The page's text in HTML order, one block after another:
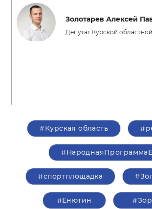
Золотарев Алексей
Депутат Курской
#Курская область
#спортплощадка
#Енютин